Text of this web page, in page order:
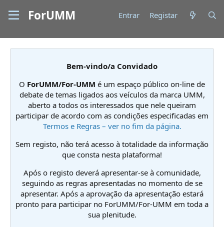
ForUMM Entrar Registar
Bem-vindo/a Convidado
O ForUMM/For-UMM é um espaço público on-line de
debate de temas ligados aos veículos da marca UMM,
aberto a todos os interessados que nele queiram
participar de acordo com as condições especificadas em
Termos e Regras – ver no fim da página.
Sem registo, não terá acesso à totalidade da informação
que consta nesta plataforma!
Após o registo deverá apresentar-se à comunidade,
seguindo as regras apresentadas no momento de se
apresentar. Após a aprovação da apresentação estará
pronto para participar no ForUMM/For-UMM em toda a
sua plenitude.